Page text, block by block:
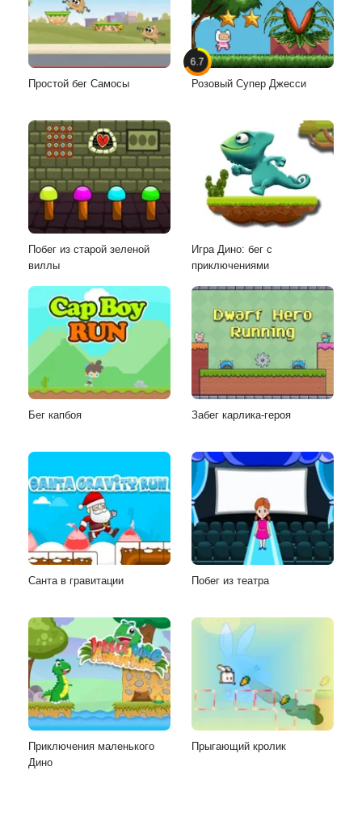
Простой бег Самосы
6.7
Розовый Супер Джесси
Побег из старой зеленой
виллы
Игра Дино: бег с
приключениями
Бег капбоя Забег карлика-героя
Санта в гравитации Побег из театра
Приключения маленького
Дино
Прыгающий кролик